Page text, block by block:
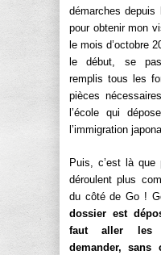
démarches
pour obtenir mon
le mois d’octobre
le début, se
remplis tous les
pièces
l’école qui
l’immigration
Puis, c’est là
déroulent plus
du côté de Go !
dossier est
faut aller les
demander, sans